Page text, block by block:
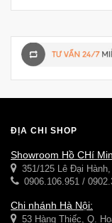
ĐỊA CHỈ SHOP
Showroom Hồ CHí
351/125 Lê Đại
0906.106.951 /
Chi nhánh Hà Nội:
53 Hàng Thiếc, Q.